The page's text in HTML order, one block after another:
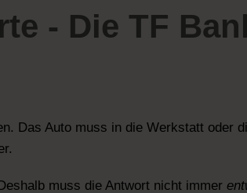
- Die TF
Das Auto muss in die Werkstatt oder
muss die Antwort nicht immer